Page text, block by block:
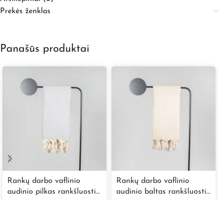
Prekės ženklas
Panašūs produktai
Rankų darbo vaflinio
audinio pilkas rankšluostis
Rankų darbo vaflinio
audinio baltas rankšluostis